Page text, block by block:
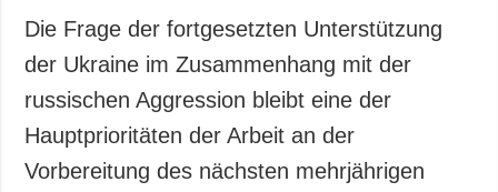
Veröffentlichungen
Interview
Fotos
Video
Abonnement
Fotobank
Die Frage der fortgesetzten Unterstützung
der Ukraine im Zusammenhang mit der
russischen Aggression bleibt eine der
Hauptprioritäten der Arbeit an der
Vorbereitung des nächsten mehrjährigen